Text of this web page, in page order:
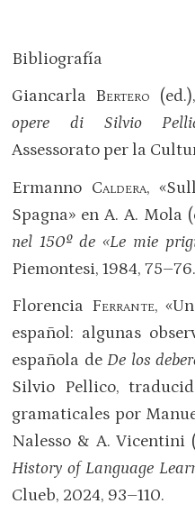
Bibliografía
Giancarla Bertero (ed.),
opere di Silvio
Assessorato per la
Ermanno Caldera,
Spagna» en A. A. Mola
nel 150º de «Le mie
Piemontesi, 1984, 75–76.
Florencia Ferrante,
español: algunas
española deDe los
Silvio Pellico,
gramaticales por
Nalesso & A. Vicentini
History of Language
Clueb, 2024, 93–110.